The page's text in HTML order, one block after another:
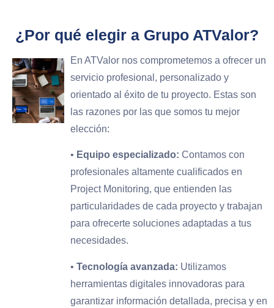
¿Por qué elegir a Grupo ATValor?
En ATValor nos comprometemos a ofrecer un
servicio profesional, personalizado y
orientado al éxito de tu proyecto. Estas son
las razones por las que somos tu mejor
elección:
• Equipo especializado: Contamos con
profesionales altamente cualificados en
Project Monitoring, que entienden las
particularidades de cada proyecto y trabajan
para ofrecerte soluciones adaptadas a tus
necesidades.
• Tecnología avanzada: Utilizamos
herramientas digitales innovadoras para
garantizar información detallada, precisa y en